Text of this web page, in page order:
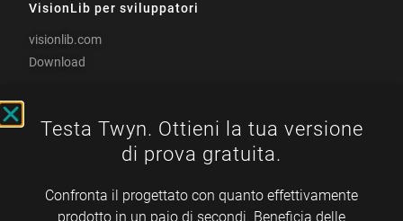
VisionLib per sviluppatori
visionlib.com
Download
docs.visometry.com
TISAX
Testa Twyn. Ottieni la tua versione
di prova gratuita.
Confronta il progettato con quanto effettivamente
prodotto in un paio di secondi. Beneficia delle